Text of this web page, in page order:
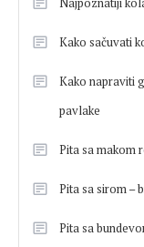
Kako sačuvati
Kako napraviti
pavlake
Pita sa makom
Pita sa sirom –
Pita sa